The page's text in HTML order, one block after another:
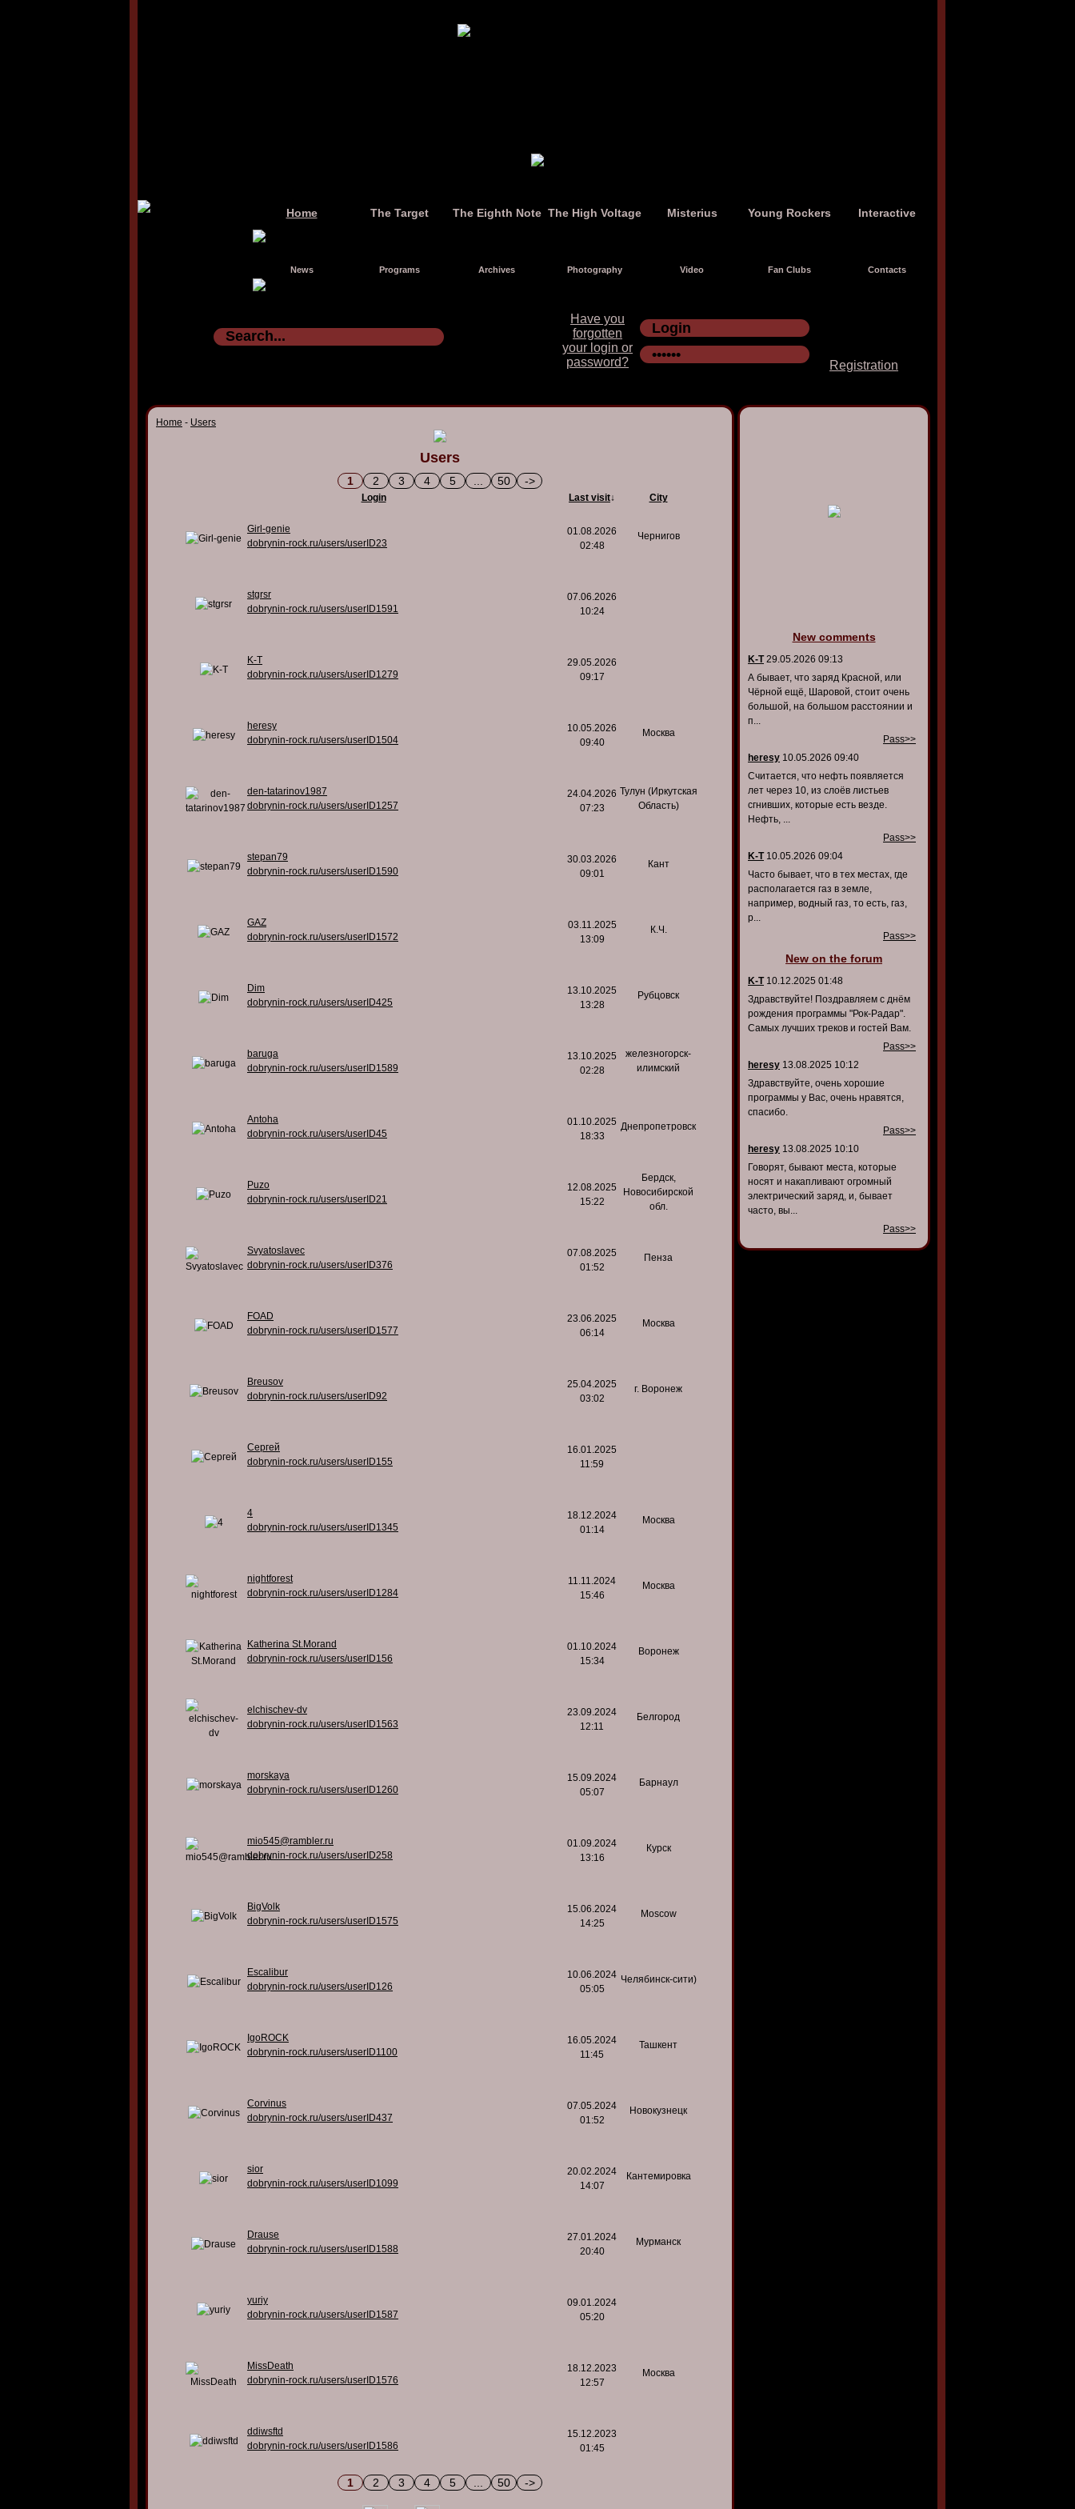
Home The Target The Eighth Note The High Voltage Misterius Young Rockers Interactive
News Programs Archives Photography Video Fan Clubs Contacts
Have you
forgotten
your login or
password?
Registration
Home - Users
Users
1 2 3 4 5 50 ->
Login Last visit↓ City
Girl-genie
dobrynin-rock.ru/users/userID23
01.08.2026
02:48
Чернигов
stgrsr
dobrynin-rock.ru/users/userID1591
07.06.2026
10:24
K-T
dobrynin-rock.ru/users/userID1279
29.05.2026
09:17
heresy
dobrynin-rock.ru/users/userID1504
10.05.2026
09:40
Москва
den-tatarinov1987
dobrynin-rock.ru/users/userID1257
24.04.2026
07:23
Тулун (Иркутская
Область)
stepan79
dobrynin-rock.ru/users/userID1590
30.03.2026
09:01
Кант
GAZ
dobrynin-rock.ru/users/userID1572
03.11.2025
13:09
К.Ч.
Dim
dobrynin-rock.ru/users/userID425
13.10.2025
13:28
Рубцовск
baruga
dobrynin-rock.ru/users/userID1589
13.10.2025
02:28
железногорск-
илимский
Antoha
dobrynin-rock.ru/users/userID45
01.10.2025
18:33
Днепропетровск
Puzo
dobrynin-rock.ru/users/userID21
12.08.2025
15:22
Бердск,
Новосибирской
обл.
Svyatoslavec
dobrynin-rock.ru/users/userID376
07.08.2025
01:52
Пенза
FOAD
dobrynin-rock.ru/users/userID1577
23.06.2025
06:14
Москва
Breusov
dobrynin-rock.ru/users/userID92
25.04.2025
03:02
г. Воронеж
Сергей
dobrynin-rock.ru/users/userID155
16.01.2025
11:59
4
dobrynin-rock.ru/users/userID1345
18.12.2024
01:14
Москва
nightforest
dobrynin-rock.ru/users/userID1284
11.11.2024
15:46
Москва
Katherina St.Morand
dobrynin-rock.ru/users/userID156
01.10.2024
15:34
Воронеж
elchischev-dv
dobrynin-rock.ru/users/userID1563
23.09.2024
12:11
Белгород
morskaya
dobrynin-rock.ru/users/userID1260
15.09.2024
05:07
Барнаул
mio545@rambler.ru
dobrynin-rock.ru/users/userID258
01.09.2024
13:16
Курск
BigVolk
dobrynin-rock.ru/users/userID1575
15.06.2024
14:25
Moscow
Escalibur
dobrynin-rock.ru/users/userID126
10.06.2024
05:05
Челябинск-сити)
IgoROCK
dobrynin-rock.ru/users/userID1100
16.05.2024
11:45
Ташкент
Corvinus
dobrynin-rock.ru/users/userID437
07.05.2024
01:52
Новокузнецк
sior
dobrynin-rock.ru/users/userID1099
20.02.2024
14:07
Кантемировка
Drause
dobrynin-rock.ru/users/userID1588
27.01.2024
20:40
Мурманск
yuriy
dobrynin-rock.ru/users/userID1587
09.01.2024
05:20
MissDeath
dobrynin-rock.ru/users/userID1576
18.12.2023
12:57
Москва
ddiwsftd
dobrynin-rock.ru/users/userID1586
15.12.2023
01:45
1 2 3 4 5 50 ->
New comments
K-T29.05.2026 09:13
А бывает, что заряд Красной, или
Чёрной ещё, Шаровой, стоит очень
большой, на большом расстоянии и
п...
Pass>>
heresy 10.05.2026 09:40
Считается, что нефть появляется
лет через 10, из слоёв листьев
сгнивших, которые есть везде.
Нефть, ...
Pass>>
K-T10.05.2026 09:04
Часто бывает, что в тех местах, где
располагается газ в земле,
например, водный газ, то есть, газ,
р...
Pass>>
New on the forum
K-T10.12.2025 01:48
Здравствуйте! Поздравляем с днём
рождения программы "Рок-Радар".
Самых лучших треков и гостей Вам.
Pass>>
heresy 13.08.2025 10:12
Здравствуйте, очень хорошие
программы у Вас, очень нравятся,
спасибо.
Pass>>
heresy 13.08.2025 10:10
Говорят, бывают места, которые
носят и накапливают огромный
электрический заряд, и, бывает
часто, вы...
Pass>>